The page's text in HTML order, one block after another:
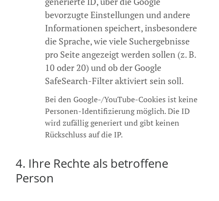
bevorzugte Einstellungen und andere
Informationen speichert, insbesondere
die Sprache, wie viele Suchergebnisse
pro Seite angezeigt werden sollen (z. B.
10 oder 20) und ob der Google
SafeSearch-Filter aktiviert sein soll.
Bei den Google-/YouTube-Cookies ist keine
Personen-Identifizierung möglich. Die ID
wird zufällig generiert und gibt keinen
Rückschluss auf die IP.
4. Ihre Rechte als betroffene
Person